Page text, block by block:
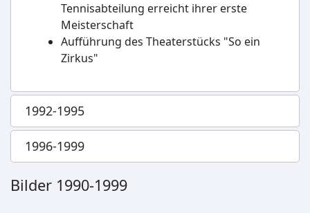
Tennisabteilung erreicht ihrer erste
Meisterschaft
Aufführung des Theaterstücks "So ein
Zirkus"
1992-1995
1996-1999
Bilder 1990-1999